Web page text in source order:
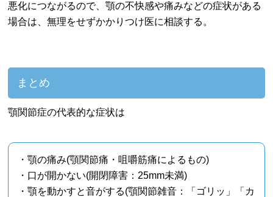
悪化につながるので、顎の不快感や痛みなどの症状がある
場合は、無理をせずかかりつけ医に相談する。
まとめ
顎関節症の代表的な症状は
・顎の痛み(顎関節痛・咀嚼筋痛によるもの)
・口が開かない(開閉障害：25mm未満)
・顎を動かすと音がする(顎関節雑音：「ゴリッ」「カ